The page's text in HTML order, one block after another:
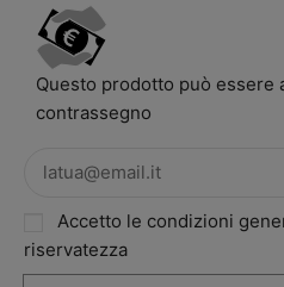
Questo prodotto può essere
contrassegno
Accetto le condizioni
riservatezza